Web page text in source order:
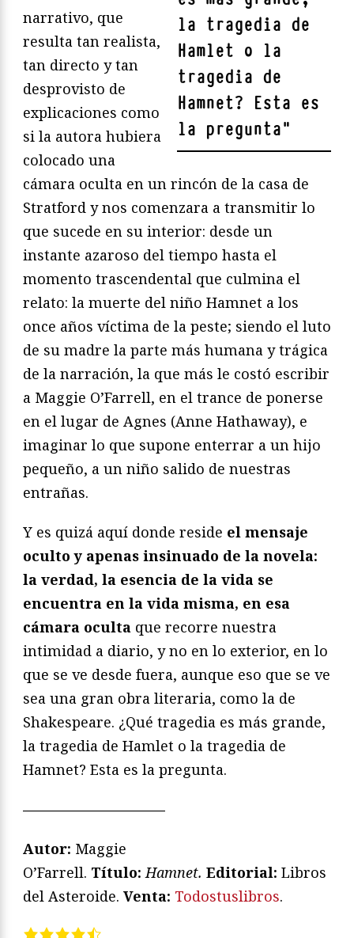
la tragedia de
Hamlet o la
tragedia de
Hamnet? Esta es
la pregunta"
narrativo, que
resulta tan realista,
tan directo y tan
desprovisto de
explicaciones como
si la autora hubiera
colocado una
cámara oculta en un rincón de la casa de
Stratford y nos comenzara a transmitir lo
que sucede en su interior: desde un
instante azaroso del tiempo hasta el
momento trascendental que culmina el
relato: la muerte del niño Hamnet a los
once años víctima de la peste; siendo el luto
de su madre la parte más humana y trágica
de la narración, la que más le costó escribir
a Maggie O’Farrell, en el trance de ponerse
en el lugar de Agnes (Anne Hathaway), e
imaginar lo que supone enterrar a un hijo
pequeño, a un niño salido de nuestras
entrañas.
Y es quizá aquí donde reside el mensaje
oculto y apenas insinuado de la novela:
la verdad, la esencia de la vida se
encuentra en la vida misma, en esa
cámara oculta que recorre nuestra
intimidad a diario, y no en lo exterior, en lo
que se ve desde fuera, aunque eso que se ve
sea una gran obra literaria, como la de
Shakespeare. ¿Qué tragedia es más grande,
la tragedia de Hamlet o la tragedia de
Hamnet? Esta es la pregunta.
——————————
Autor: Maggie
O’Farrell. Título: Hamnet. Editorial: Libros
del Asteroide. Venta: Todostuslibros.